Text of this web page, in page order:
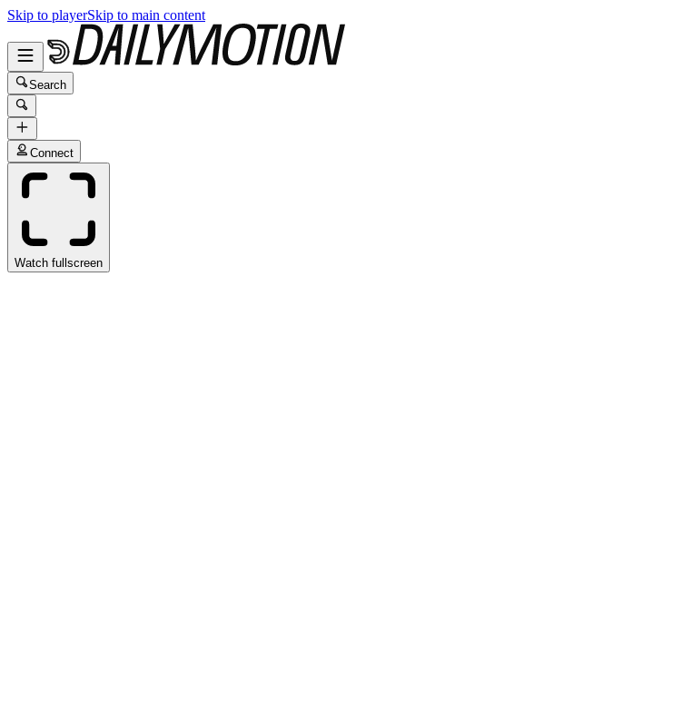
Skip to playerSkip to main content
Search
Connect
Watch fullscreen